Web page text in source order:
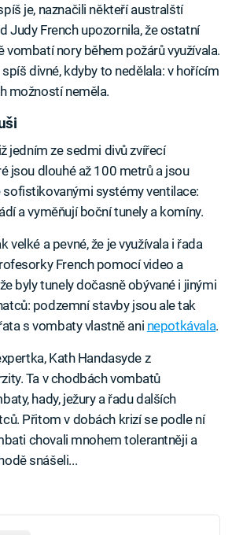
je, naznačili někteří australští
Judy French upozornila, že ostatní
vombatí nory během požárů využívala.
divné, kdyby to nedělala: v hořícím
možností neměla.
jedním ze sedmi divů zvířecí
jsou dlouhé až 100 metrů a jsou
sofistikovanými systémy ventilace:
a vyměňují boční tunely a komíny.
velké a pevné, že je využívala i řada
French pomocí video a
byly tunely dočasně obývané i jinými
podzemní stavby jsou ale tak
s vombaty vlastně ani nepotkávala.
Kath Handasyde z
Ta v chodbách vombatů
hady, ježury a řadu dalších
Přitom v dobách krizí se podle ní
chovali mnohem tolerantněji a
snášeli...